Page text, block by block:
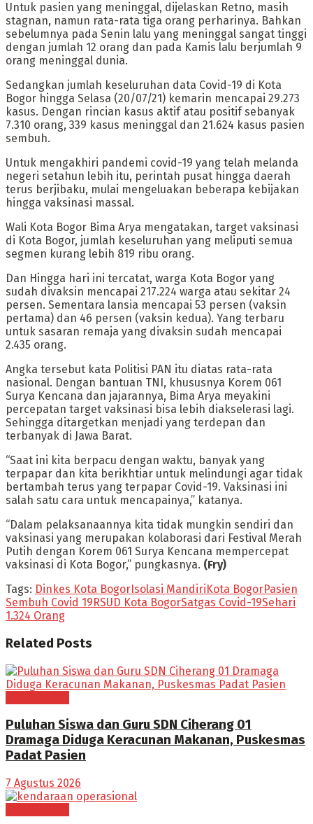
Untuk pasien yang meninggal, dijelaskan Retno, masih
stagnan, namun rata-rata tiga orang perharinya. Bahkan
sebelumnya pada Senin lalu yang meninggal sangat tinggi
dengan jumlah 12 orang dan pada Kamis lalu berjumlah 9
orang meninggal dunia.
Sedangkan jumlah keseluruhan data Covid-19 di Kota
Bogor hingga Selasa (20/07/21) kemarin mencapai 29.273
kasus. Dengan rincian kasus aktif atau positif sebanyak
7.310 orang, 339 kasus meninggal dan 21.624 kasus pasien
sembuh.
Untuk mengakhiri pandemi covid-19 yang telah melanda
negeri setahun lebih itu, perintah pusat hingga daerah
terus berjibaku, mulai mengeluakan beberapa kebijakan
hingga vaksinasi massal.
Wali Kota Bogor Bima Arya mengatakan, target vaksinasi
di Kota Bogor, jumlah keseluruhan yang meliputi semua
segmen kurang lebih 819 ribu orang.
Dan Hingga hari ini tercatat, warga Kota Bogor yang
sudah divaksin mencapai 217.224 warga atau sekitar 24
persen. Sementara lansia mencapai 53 persen (vaksin
pertama) dan 46 persen (vaksin kedua). Yang terbaru
untuk sasaran remaja yang divaksin sudah mencapai
2.435 orang.
Angka tersebut kata Politisi PAN itu diatas rata-rata
nasional. Dengan bantuan TNI, khususnya Korem 061
Surya Kencana dan jajarannya, Bima Arya meyakini
percepatan target vaksinasi bisa lebih diakselerasi lagi.
Sehingga ditargetkan menjadi yang terdepan dan
terbanyak di Jawa Barat.
“Saat ini kita berpacu dengan waktu, banyak yang
terpapar dan kita berikhtiar untuk melindungi agar tidak
bertambah terus yang terpapar Covid-19. Vaksinasi ini
salah satu cara untuk mencapainya,” katanya.
“Dalam pelaksanaannya kita tidak mungkin sendiri dan
vaksinasi yang merupakan kolaborasi dari Festival Merah
Putih dengan Korem 061 Surya Kencana mempercepat
vaksinasi di Kota Bogor,” pungkasnya. (Fry)
Tags: Dinkes Kota BogorIsolasi MandiriKota BogorPasien
Sembuh Covid 19RSUD Kota BogorSatgas Covid-19Sehari
1.324 Orang
Related Posts
Puluhan Siswa dan Guru SDN Ciherang 01
Dramaga Diduga Keracunan Makanan, Puskesmas
Padat Pasien
7 Agustus 2026